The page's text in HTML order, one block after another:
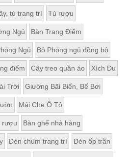
tủ trang trí Tủ rượu
Ngủ Bàn Trang Điểm
Ngủ Bộ Phòng ngủ đồng bộ
điểm Cây treo quần áo Xích Đu
Trời Giường Bãi Biển, Bể Bơi
Mái Che Ô Tô
rượu Bàn ghế nhà hàng
Đèn chùm trang trí Đèn ốp trần